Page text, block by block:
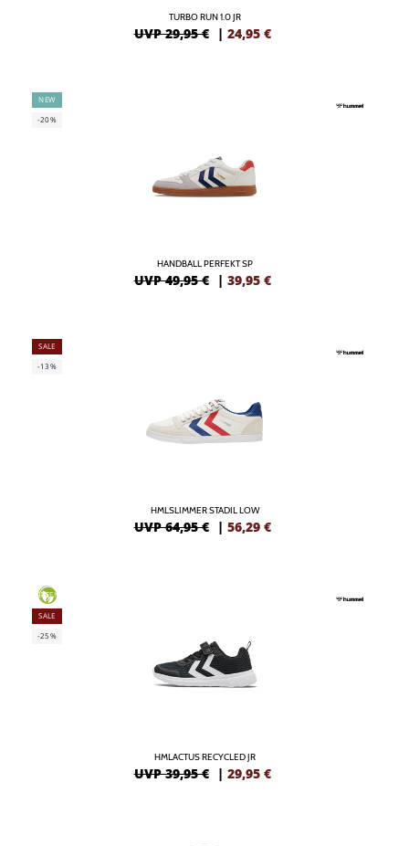
TURBO RUN 1.0 JR
UVP 29,95 € | 24,95 €
NEW
-20%
HANDBALL PERFEKT SP
UVP 49,95 € | 39,95 €
SALE
-13%
HMLSLIMMER STADIL LOW
UVP 64,95 € | 56,29 €
GREEN
SALE
-25%
HMLACTUS RECYCLED JR
UVP 39,95 € | 29,95 €